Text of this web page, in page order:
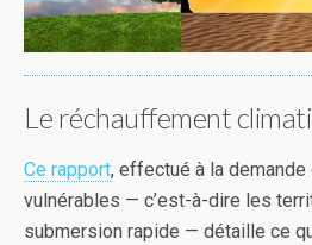
Le réchauffement
Ce rapport, effectué à la
vulnérables — c’est-à-dire les
submersion rapide — détaille ce